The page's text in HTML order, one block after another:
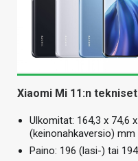
Xiaomi Mi 11:n
Ulkomitat: 164,3 x 74,6
(keinonahkaversio) mm
Paino: 196 (lasi-) tai